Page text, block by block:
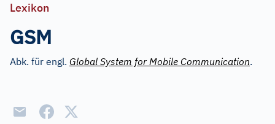
Lexikon
GSM
Abk. für engl. Global System for Mobile Communication.